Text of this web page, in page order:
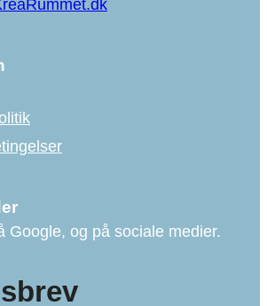
Google, og på sociale medier.